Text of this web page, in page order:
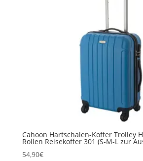
Cahoon Hartschalen-Koffer Trolley
Rollen Reisekoffer 301 (S-M-L zur
54,90€